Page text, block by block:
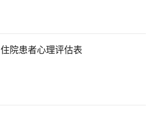
住院患者心理评估表